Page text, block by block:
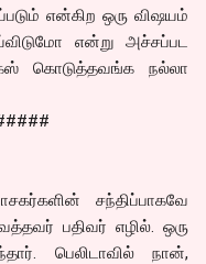
என்கிற ஒரு விஷயம்
என்று அச்சப்பட
கொடுத்தவங்க நல்லா
சந்திப்பாகவே
பதிவர் எழில். ஒரு
பெலிடாவில் நான்,